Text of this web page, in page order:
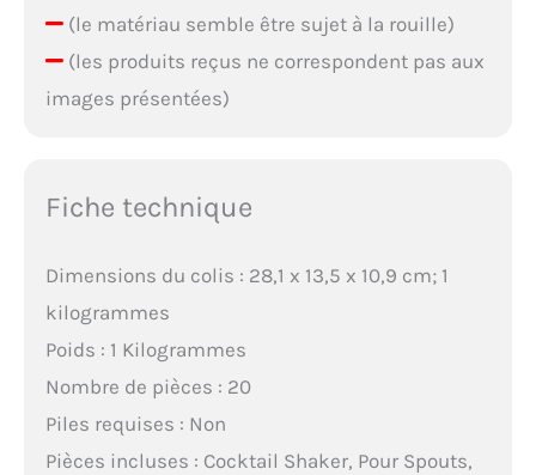
(le matériau semble être sujet à la rouille)
(les produits reçus ne correspondent pas aux
images présentées)
Fiche technique
Dimensions du colis : 28,1 x 13,5 x 10,9 cm; 1
kilogrammes
Poids : 1 Kilogrammes
Nombre de pièces : 20
Piles requises : Non
Pièces incluses : Cocktail Shaker, Pour Spouts,